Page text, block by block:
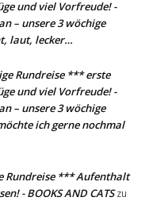
und viel Vorfreude! -
– unsere 3 wöchige
laut, lecker…
Rundreise *** erste
und viel Vorfreude! -
– unsere 3 wöchige
ich gerne nochmal
Rundreise *** Aufenthalt
- BOOKS AND CATSzu